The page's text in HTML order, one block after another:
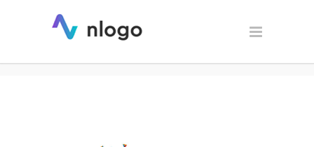
Biuro Prestiż – logo dla firmy